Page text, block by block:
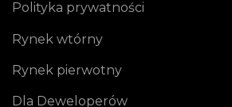
Polityka prywatności
Rynek wtórny
Rynek pierwotny
Dla Deweloperów